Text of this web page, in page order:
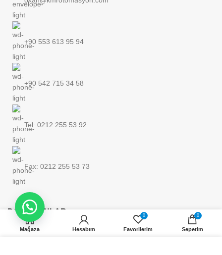
+90 553 613 95 94
+90 542 715 34 58
Tel: 0212 255 53 92
Fax: 0212 255 53 73
DOKÜMANLAR
Mağaza Hesabım
0
Favorilerim
0
Sepetim